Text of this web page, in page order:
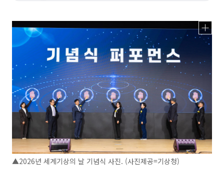
▲2026년 세계기상의 날 기념식 사진. (사진제공=기상청)